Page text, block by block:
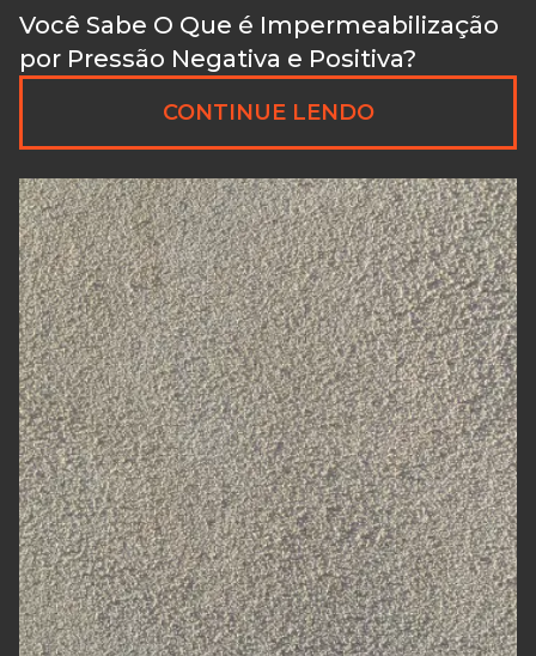
Você Sabe O Que é Impermeabilização
por Pressão Negativa e Positiva?
CONTINUE LENDO